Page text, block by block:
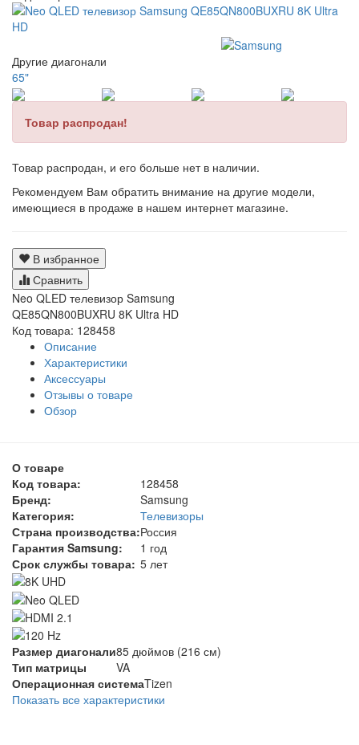
Другие диагонали
65"
Товар распродан!
Товар распродан, и его больше нет в наличии.
Рекомендуем Вам обратить внимание на другие модели,
имеющиеся в продаже в нашем интернет магазине.
В избранное
Сравнить
Neo QLED телевизор Samsung
QE85QN800BUXRU 8K Ultra HD
Код товара: 128458
Описание
Характеристики
Аксессуары
Отзывы о товаре
Обзор
О товаре
Код товара:
128458
Бренд:
Samsung
Категория:
Телевизоры
Страна производства:Россия
Гарантия Samsung:
1 год
Срок службы товара: 5 лет
Размер диагонали85 дюймов (216 см)
Тип матрицы
VA
Операционная системаTizen
Показать все характеристики